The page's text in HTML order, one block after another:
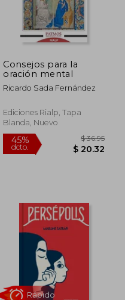
45%
dcto. $
Consejos para la
oración mental
Ricardo Sada Fernández
Ediciones Rialp, Tapa
Blanda, Nuevo